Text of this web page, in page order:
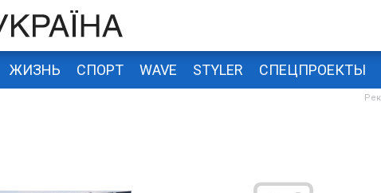
ЖИЗНЬ СПОРТ WAVE STYLER СПЕЦПРОЕКТЫ